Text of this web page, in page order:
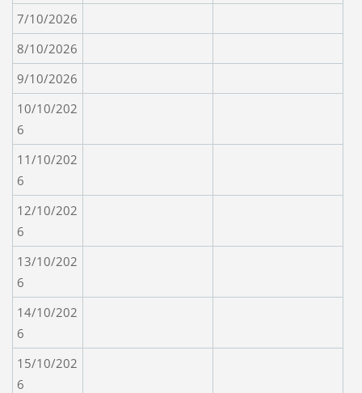
7/10/2026
8/10/2026
9/10/2026
10/10/202
6
11/10/202
6
12/10/202
6
13/10/202
6
14/10/202
6
15/10/202
6